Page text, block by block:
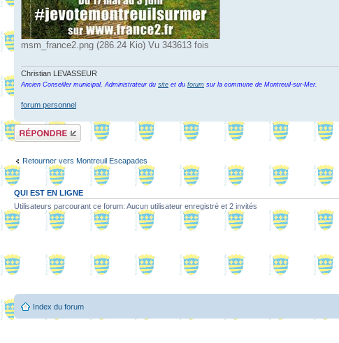
msm_france2.png (286.24 Kio) Vu 343613 fois
Christian LEVASSEUR
Ancien Conseiller municipal, Administrateur du site et du forum sur la commune de Montreuil-sur-Mer.
forum personnel
Répondre
Retourner vers Montreuil Escapades
QUI EST EN LIGNE
Utilisateurs parcourant ce forum: Aucun utilisateur enregistré et 2 invités
Index du forum